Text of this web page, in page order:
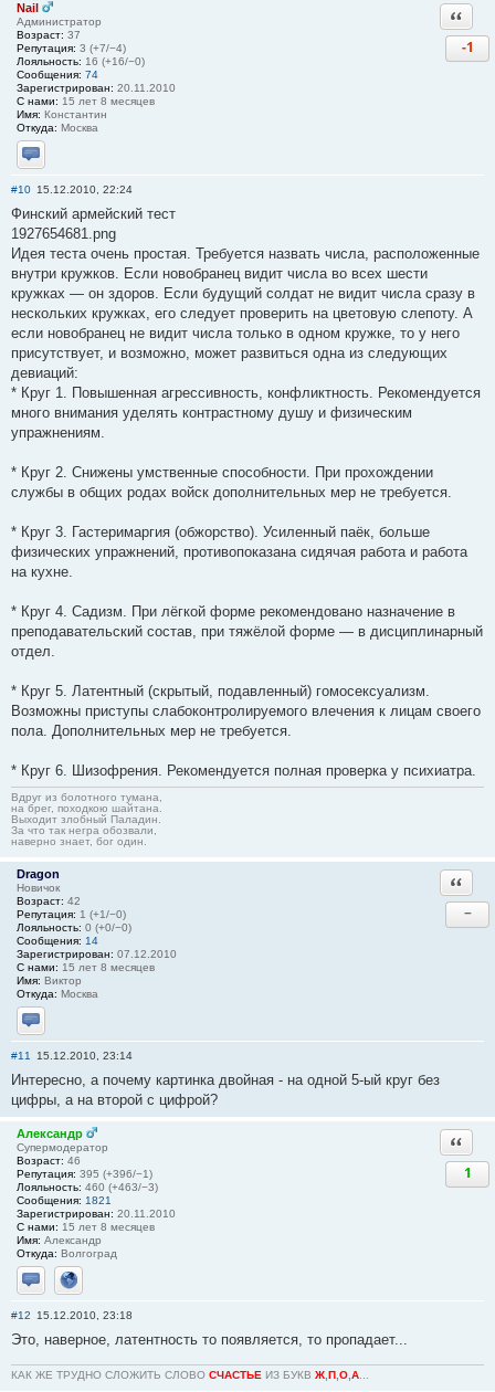
Nail
Администратор
Возраст: 37
Репутация: 3 (+7/−4)
Лояльность: 16 (+16/−0)
Сообщения: 74
Зарегистрирован: 20.11.2010
С нами: 15 лет 8 месяцев
Имя: Константин
Откуда: Москва
Отправить личное сообщение
-1
#10 15.12.2010, 22:24
Финский армейский тест
1927654681.png
Идея теста очень простая. Требуется назвать числа, расположенные
внутри кружков. Если новобранец видит числа во всех шести
кружках — он здоров. Если будущий солдат не видит числа сразу в
нескольких кружках, его следует проверить на цветовую слепоту. А
если новобранец не видит числа только в одном кружке, то у него
присутствует, и возможно, может развиться одна из следующих
девиаций:
* Круг 1. Повышенная агрессивность, конфликтность. Рекомендуется
много внимания уделять контрастному душу и физическим
упражнениям.
* Круг 2. Снижены умственные способности. При прохождении
службы в общих родах войск дополнительных мер не требуется.
* Круг 3. Гастеримаргия (обжорство). Усиленный паёк, больше
физических упражнений, противопоказана сидячая работа и работа
на кухне.
* Круг 4. Садизм. При лёгкой форме рекомендовано назначение в
преподавательский состав, при тяжёлой форме — в дисциплинарный
отдел.
* Круг 5. Латентный (скрытый, подавленный) гомосексуализм.
Возможны приступы слабоконтролируемого влечения к лицам своего
пола. Дополнительных мер не требуется.
* Круг 6. Шизофрения. Рекомендуется полная проверка у психиатра.
Вдруг из болотного тумана,
на брег, походкою шайтана.
Выходит злобный Паладин.
За что так негра обозвали,
наверно знает, бог один.
Dragon
Новичок
Возраст: 42
Репутация: 1 (+1/−0)
Лояльность: 0 (+0/−0)
Сообщения: 14
Зарегистрирован: 07.12.2010
С нами: 15 лет 8 месяцев
Имя: Виктор
Откуда: Москва
Отправить личное сообщение
−
#11 15.12.2010, 23:14
Интересно, а почему картинка двойная - на одной 5-ый круг без
цифры, а на второй с цифрой?
Александр
Супермодератор
Возраст: 46
Репутация: 395 (+396/−1)
Лояльность: 460 (+463/−3)
Сообщения: 1821
Зарегистрирован: 20.11.2010
С нами: 15 лет 8 месяцев
Имя: Александр
Откуда: Волгоград
Отправить личное сообщение
Сайт
1
#12 15.12.2010, 23:18
Это, наверное, латентность то появляется, то пропадает...
КАК ЖЕ ТРУДНО СЛОЖИТЬ СЛОВО СЧАСТЬЕ ИЗ БУКВ Ж П О А